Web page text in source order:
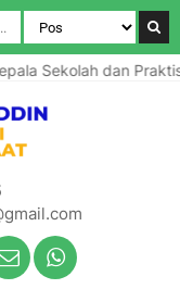
dan Praktisi